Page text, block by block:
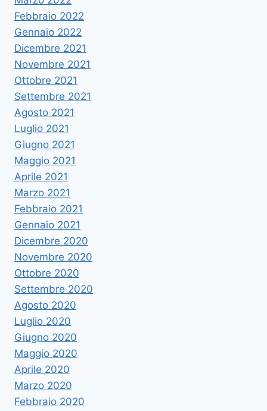
Febbraio 2022
Gennaio 2022
Dicembre 2021
Novembre 2021
Ottobre 2021
Settembre 2021
Agosto 2021
Luglio 2021
Giugno 2021
Maggio 2021
Aprile 2021
Marzo 2021
Febbraio 2021
Gennaio 2021
Dicembre 2020
Novembre 2020
Ottobre 2020
Settembre 2020
Agosto 2020
Luglio 2020
Giugno 2020
Maggio 2020
Aprile 2020
Marzo 2020
Febbraio 2020